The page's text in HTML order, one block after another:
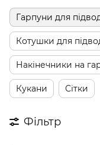
Гарпуни для
Котушки для
Накінечники на
Кукани Сітки
Фільтр